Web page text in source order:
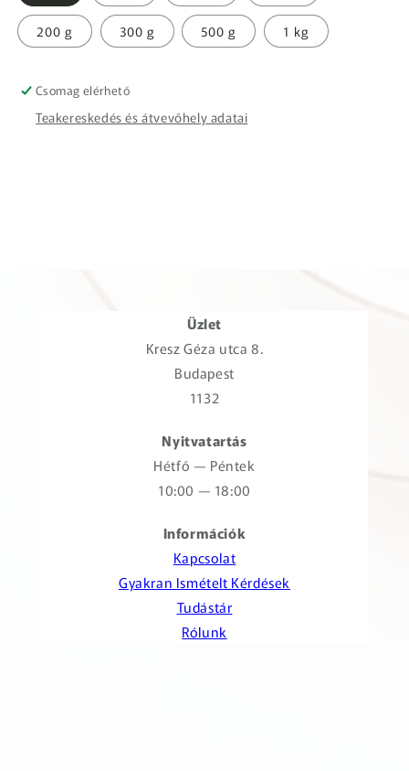
200 g 300 g 500 g 1 kg
Csomag elérhető
Teakereskedés és átvevőhely adatai
Üzlet
Kresz Géza utca 8.
Budapest
1132
Nyitvatartás
Hétfő — Péntek
10:00 — 18:00
Információk
Kapcsolat
Gyakran Ismételt Kérdések
Tudástár
Rólunk